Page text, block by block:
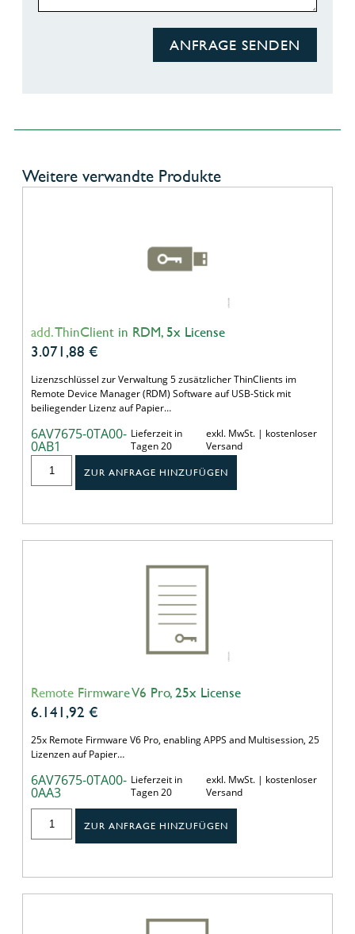
ANFRAGE SENDEN
Weitere verwandte Produkte
add. ThinClient in RDM, 5x License
3.071,88 €
Lizenzschlüssel zur Verwaltung 5 zusätzlicher ThinClients im
Remote Device Manager (RDM) Software auf USB-Stick mit
beiliegender Lizenz auf Papier…
6AV7675-0TA00-
0AB1
Lieferzeit in
Tagen 20
exkl. MwSt. | kostenloser
Versand
ZUR ANFRAGE HINZUFÜGEN
Remote Firmware V6 Pro, 25x License
6.141,92 €
25x Remote Firmware V6 Pro, enabling APPS and Multisession, 25
Lizenzen auf Papier…
6AV7675-0TA00-
0AA3
Lieferzeit in
Tagen 20
exkl. MwSt. | kostenloser
Versand
ZUR ANFRAGE HINZUFÜGEN